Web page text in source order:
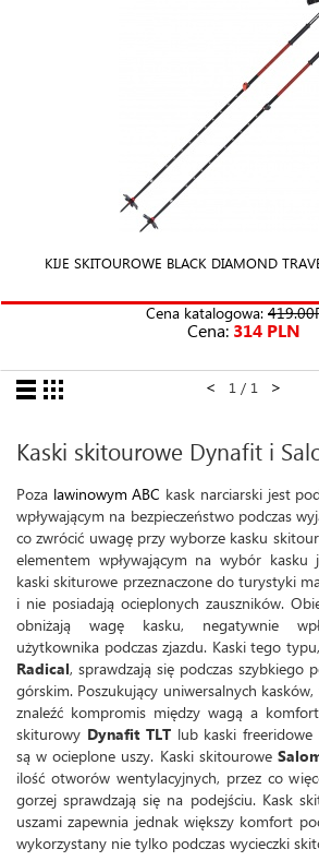
KIJE SKITOUROWE BLACK DIAMOND
Cena katalogowa:
Cena: 314 PLN
< 1 / 1 >
Kaski skitourowe Dynafit i
Poza lawinowym ABC kask narciarski jest
wpływającym na bezpieczeństwo podczas
co zwrócić uwagę przy wyborze kasku
elementem wpływającym na wybór kasku
kaski skiturowe przeznaczone do turystyki
i nie posiadają ocieplonych zauszników.
obniżają wagę kasku, negatywnie
użytkownika podczas zjazdu. Kaski tego
Radical, sprawdzają się podczas szybkiego
górskim. Poszukujący uniwersalnych
znaleźć kompromis między wagą a
skiturowy Dynafit TLTlub kaski freeridowe
są w ocieplone uszy. Kaski skitourowe
ilość otworów wentylacyjnych, przez co
gorzej sprawdzają się na podejściu. Kask
uszami zapewnia jednak większy komfort
wykorzystany nie tylko podczas wycieczki